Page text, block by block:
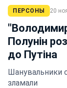
ПЕРСОНЫ 20
Полунін
до Путіна
Шанувальники
зламали